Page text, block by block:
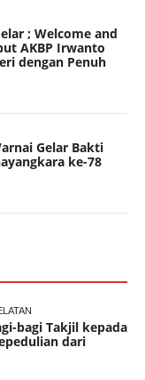
; Welcome and
AKBP Irwanto
dengan Penuh
Gelar Bakti
ke-78
bagi Takjil kepada
dari